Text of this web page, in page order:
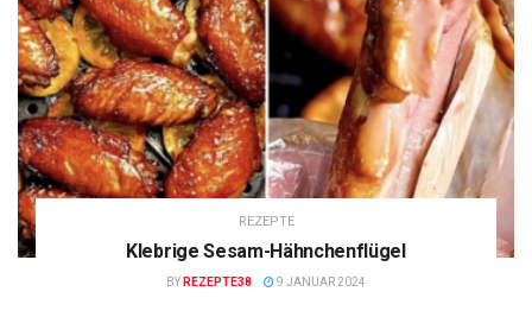
REZEPTE
Klebrige Sesam-Hähnchenflügel
BY REZEPTE38 9 JANUAR 2024